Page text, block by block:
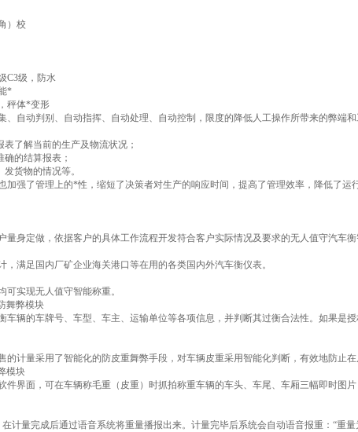
）校
C3级，防水
*
秤体*变形
、自动判别、自动指挥、自动处理、自动控制，限度的降低人工操作所带来的弊端
了解当前的生产及物流状况；
的结算报表；
货物的情况等。
强了管理上的*性，缩短了决策者对生产的响应时间，提高了管理效率，降低了运
身定做，依据客户的具体工作流程开发符合客户实际情况及要求的无人值守汽车衡
满足国内厂矿企业海关港口等在用的各类国内外汽车衡仪表。
实现无人值守智能称重。
舞弊模块
车辆的车牌号、车型、车主、运输单位等各项信息，并判断其过衡合法性。如果是
计量采用了智能化的防皮重舞弊手段，对车辆皮重采用智能化判断，有效地防止在
模块
件界面，可在车辆称毛重（皮重）时抓拍称重车辆的车头、车尾、车厢三幅即时图
计量完成后通过语音系统将重量播报出来。计量完毕后系统会自动语音报重：“重量